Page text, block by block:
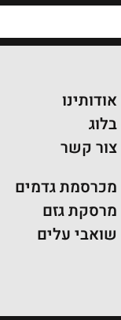
אודותינו
בלוג
צור קשר
מכרסמת גדמים
מרסקת גזם
שואבי עלים